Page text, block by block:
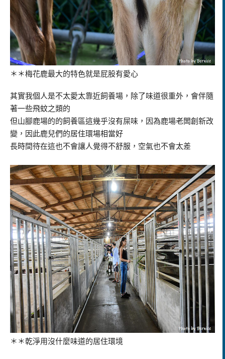
＊＊梅花鹿最大的特色就是屁股有愛心
其實我個人是不太愛太靠近飼養場，除了味道很重外，會伴隨
著一些飛蚊之類的
但山腳鹿場的的飼養區這幾乎沒有屎味，因為鹿場老闆創新改
變，因此鹿兒們的居住環場相當好
長時間待在這也不會讓人覺得不舒服，空氣也不會太差
＊＊乾淨用沒什麼味道的居住環境